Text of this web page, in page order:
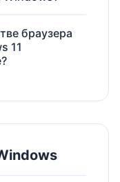
браузера
11